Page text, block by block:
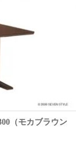
（モカブラウン